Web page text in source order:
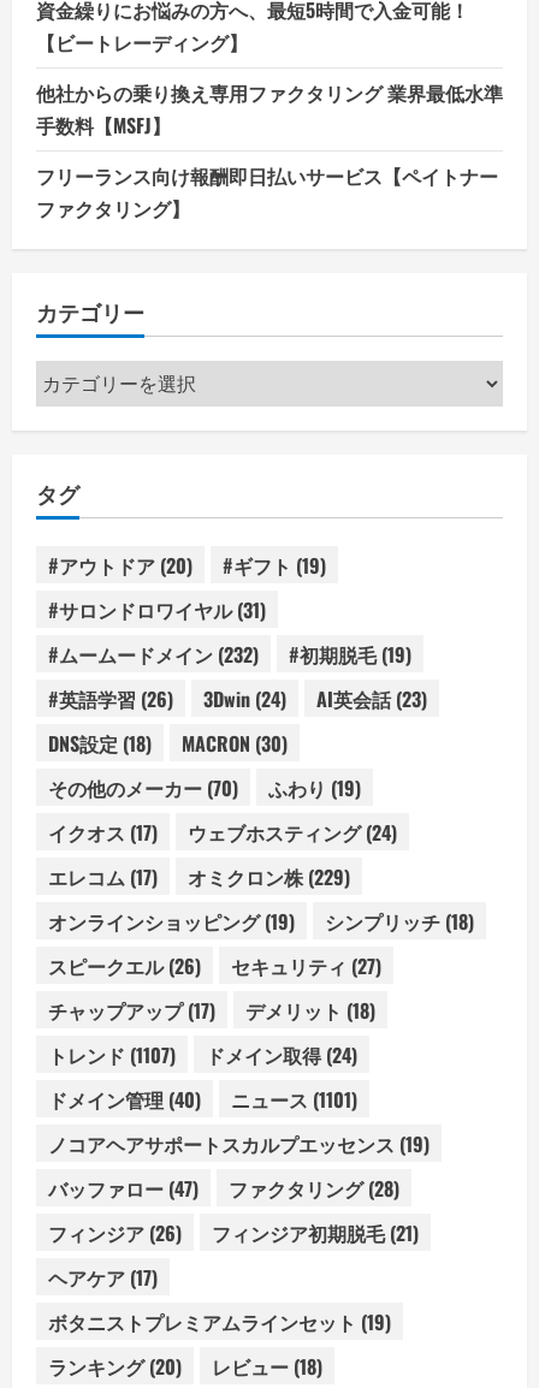
資金繰りにお悩みの方へ、最短5時間で入金可能！
【ビートレーディング】
他社からの乗り換え専用ファクタリング 業界最低水準
手数料【MSFJ】
フリーランス向け報酬即日払いサービス【ペイトナー
ファクタリング】
カテゴリー
カ
テ
ー
タグ
#アウトドア (20) #ギフト (19)
#サロンドロワイヤル(31)
#ムームードメイン (232) #初期脱毛(19)
#英語学習 (26) 3Dwin (24) AI英会話(23)
DNS設定 (18) MACRON (30)
その他のメーカー (70) ふわり (19)
イクオス (17) ウェブホスティング(24)
エレコム (17) オミクロン株(229)
オンラインショッピング(19) シンプリッチ (18)
スピークエル(26) セキュリティ (27)
チャップアップ(17) デメリット (18)
トレンド (1107) ドメイン取得(24)
ドメイン管理 (40) ニュース (1101)
ノコアヘアサポートスカルプエッセンス (19)
バッファロー (47) ファクタリング(28)
フィンジア (26) フィンジア初期脱毛(21)
ヘアケア (17)
ボタニストプレミアムラインセット (19)
ランキング(20) レビュー (18)